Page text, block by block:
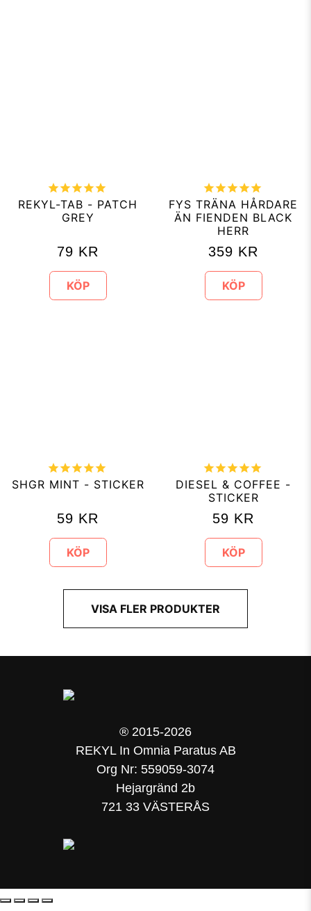
REKYL-TAB - PATCH
GREY
79 KR
KÖP
FYS TRÄNA HÅRDARE
ÄN FIENDEN BLACK
HERR
359 KR
KÖP
SHGR MINT - STICKER
59 KR
KÖP
DIESEL & COFFEE -
STICKER
59 KR
KÖP
VISA FLER PRODUKTER
® 2015-2026
REKYL In Omnia Paratus AB
Org Nr: 559059-3074
Hejargränd 2b
721 33 VÄSTERÅS